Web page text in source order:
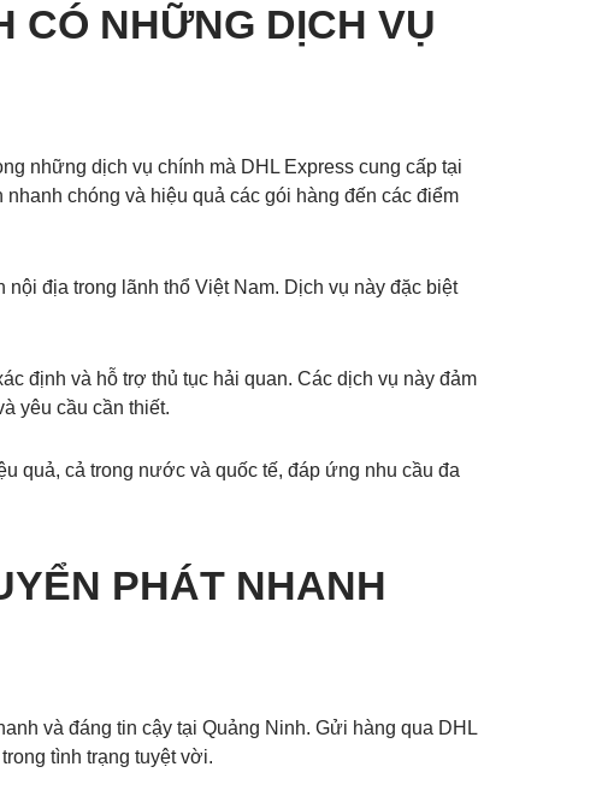
CÓ NHỮNG DỊCH VỤ
những dịch vụ chính mà DHL Express cung cấp tại
chóng và hiệu quả các gói hàng đến các điểm
địa trong lãnh thổ Việt Nam. Dịch vụ này đặc biệt
định và hỗ trợ thủ tục hải quan. Các dịch vụ này đảm
yêu cầu cần thiết.
quả, cả trong nước và quốc tế, đáp ứng nhu cầu đa
PHÁT NHANH
và đáng tin cậy tại Quảng Ninh. Gửi hàng qua DHL
tình trạng tuyệt vời.